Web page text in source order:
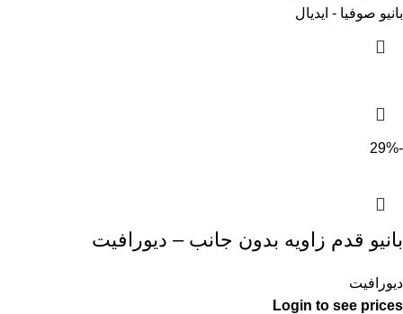
بانيو صوفيا - ايديال
-29%
بانيو قدم زاويه بدون جانب – ديورافيت
ديورافيت
Login to see prices